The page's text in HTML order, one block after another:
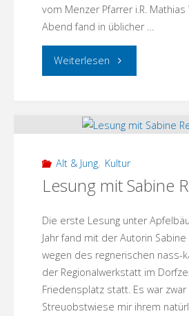
vom Menzer Pfarrer i.R.
Abend fand in üblicher …
Weiterlesen "Dorfverein
Alt & Jung, Kultur
Lesung mit Sabine
Die erste Lesung unter
Jahr fand mit der Autorin Sabine
wegen des regnerischen nass-
der Regionalwerkstatt im
Friedensplatz statt. Es war
Streuobstwiese mir ihrem